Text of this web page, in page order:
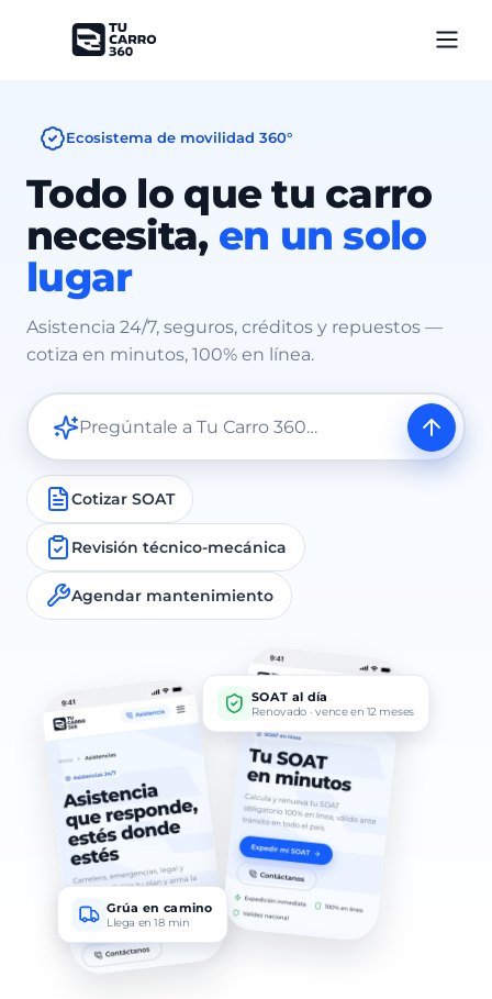
Ecosistema de movilidad 360°
Todo lo que tu carro
necesita, en un solo
lugar
Asistencia 24/7, seguros, créditos y repuestos —
cotiza en minutos, 100% en línea.
Cotizar SOAT
Revisión técnico-mecánica
Agendar mantenimiento
SOAT al día
Renovado · vence en 12 meses
Grúa en camino
Llega en 18 min